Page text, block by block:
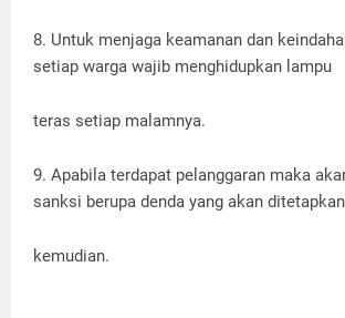
8. Untuk menjaga keamanan dan
setiap warga wajib menghidupkan lampu
teras setiap malamnya.
9. Apabila terdapat pelanggaran maka
sanksi berupa denda yang akan ditetapkan
kemudian.